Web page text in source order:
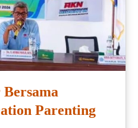
Parenting